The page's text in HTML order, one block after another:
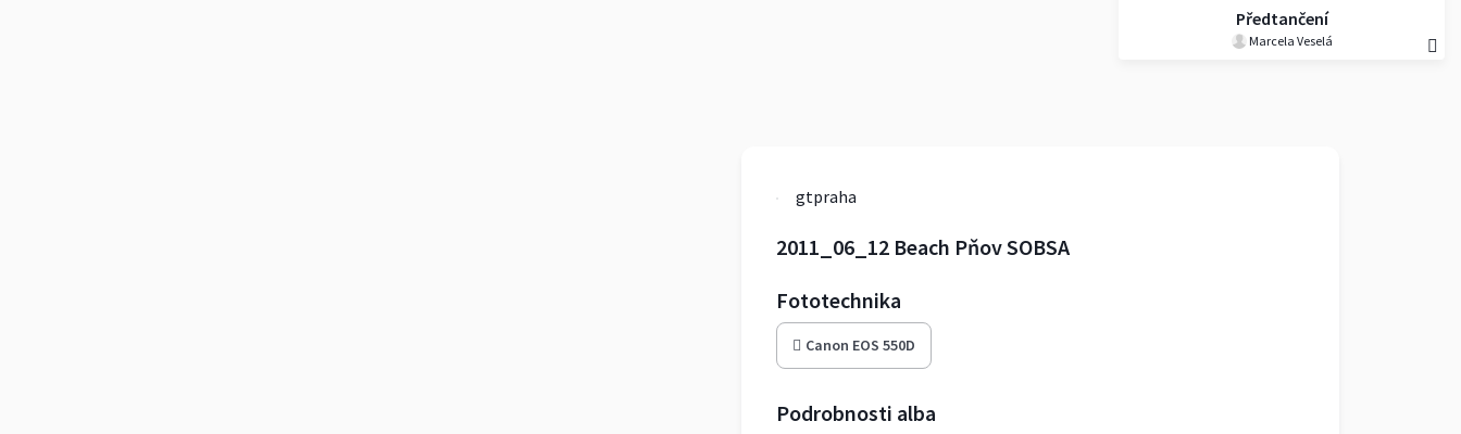
Předtančení
Marcela Veselá
gtpraha
2011_06_12 Beach Pňov SOBSA
Fototechnika
Canon EOS 550D
Podrobnosti alba